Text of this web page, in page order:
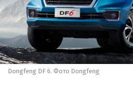
Dongfeng DF 6. Фото Dongfeng